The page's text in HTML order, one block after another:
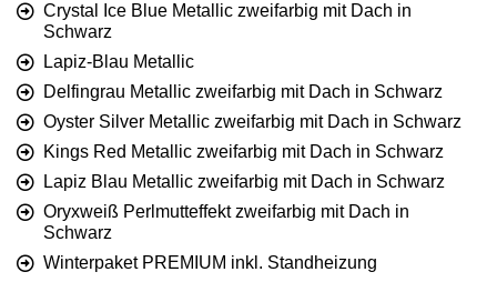
Crystal Ice Blue Metallic zweifarbig mit Dach in
Schwarz
Lapiz-Blau Metallic
Delfingrau Metallic zweifarbig mit Dach in Schwarz
Oyster Silver Metallic zweifarbig mit Dach in Schwarz
Kings Red Metallic zweifarbig mit Dach in Schwarz
Lapiz Blau Metallic zweifarbig mit Dach in Schwarz
Oryxweiß Perlmutteffekt zweifarbig mit Dach in
Schwarz
Winterpaket PREMIUM inkl. Standheizung